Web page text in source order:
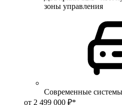
зоны управления
Современные
от 2 499 000 ₽*